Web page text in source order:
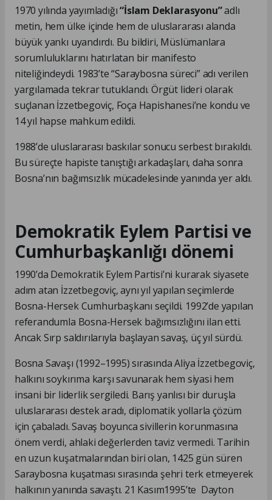
1970 yılında yayımladığı“İslam Deklarasyonu”adlı
metin, hem ülke içinde hem de uluslararası alanda
büyük yankı uyandırdı. Bu bildiri, Müslümanlara
sorumluluklarını hatırlatan bir manifesto
niteliğindeydi. 1983’te “Saraybosna süreci” adı verilen
yargılamada tekrar tutuklandı. Örgüt lideri olarak
suçlanan İzzetbegoviç, Foça Hapishanesi’ne kondu ve
14 yıl hapse mahkum edildi.
1988’de uluslararası baskılar sonucu serbest bırakıldı.
Bu süreçte hapiste tanıştığı arkadaşları, daha sonra
Bosna’nın bağımsızlık mücadelesinde yanında yer aldı.
Demokratik Eylem Partisi ve
Cumhurbaşkanlığı dönemi
1990’da Demokratik Eylem Partisi’ni kurarak siyasete
adım atan İzzetbegoviç, aynı yıl yapılan seçimlerde
Bosna-Hersek Cumhurbaşkanı seçildi. 1992’de yapılan
referandumla Bosna-Hersek bağımsızlığını ilan etti.
Ancak Sırp saldırılarıyla başlayan savaş, üç yıl sürdü.
Bosna Savaşı (1992–1995) sırasında Aliya İzzetbegoviç,
halkını soykırıma karşı savunarak hem siyasi hem
insani bir liderlik sergiledi. Barış yanlısı bir duruşla
uluslararası destek aradı, diplomatik yollarla çözüm
için çabaladı. Savaş boyunca sivillerin korunmasına
önem verdi, ahlaki değerlerden taviz vermedi. Tarihin
en uzun kuşatmalarından biri olan, 1425 gün süren
Saraybosna kuşatması sırasında şehri terk etmeyerek
halkının yanında savaştı. 21 Kasım1995’te Dayton